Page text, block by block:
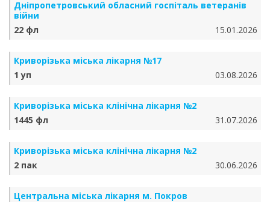
Дніпропетровський обласний госпіталь ветеранів
війни
22 фл
15.01.2026
Криворізька міська лікарня №17
1 уп
03.08.2026
Криворізька міська клінічна лікарня №2
1445 фл
31.07.2026
Криворізька міська клінічна лікарня №2
2 пак
30.06.2026
Центральна міська лікарня м. Покров